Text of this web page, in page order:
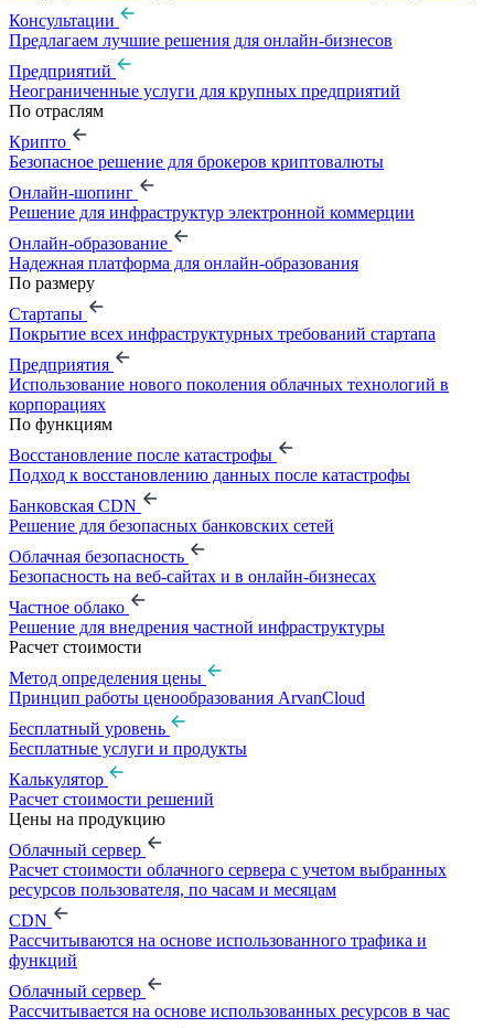
Консультации
Предлагаем лучшие решения для онлайн-бизнесов
Предприятий
Неограниченные услуги для крупных предприятий
По отраслям
Крипто
Безопасное решение для брокеров криптовалюты
Онлайн-шопинг
Решение для инфраструктур электронной коммерции
Онлайн-образование
Надежная платформа для онлайн-образования
По размеру
Стартапы
Покрытие всех инфраструктурных требований стартапа
Предприятия
Использование нового поколения облачных технологий в
корпорациях
По функциям
Восстановление после катастрофы
Подход к восстановлению данных после катастрофы
Банковская CDN
Решение для безопасных банковских сетей
Облачная безопасность
Безопасность на веб-сайтах и в онлайн-бизнесах
Частное облако
Решение для внедрения частной инфраструктуры
Расчет стоимости
Метод определения цены
Принцип работы ценообразования ArvanCloud
Бесплатный уровень
Бесплатные услуги и продукты
Калькулятор
Расчет стоимости решений
Цены на продукцию
Облачный сервер
Расчет стоимости облачного сервера с учетом выбранных
ресурсов пользователя, по часам и месяцам
CDN
Рассчитываются на основе использованного трафика и
функций
Облачный сервер
Рассчитывается на основе использованных ресурсов в час